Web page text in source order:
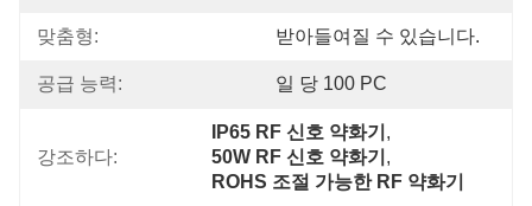
맞춤형: 받아들여질 수 있습니다.
공급 능력: 일 당 100 PC
강조하다:
IP65 RF 신호 약화기 ,
50W RF 신호 약화기 ,
ROHS 조절 가능한 RF 약화기